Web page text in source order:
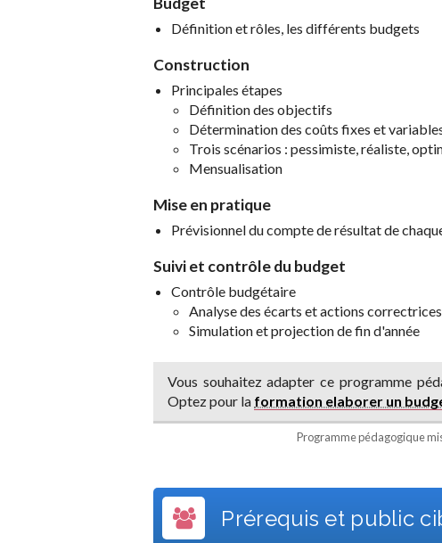
Définition et rôles, les différents budgets
Construction
Principales étapes
Définition des objectifs
Détermination des coûts fixes et
Trois scénarios : pessimiste, réaliste,
Mensualisation
Mise en pratique
Prévisionnel du compte de résultat de
Suivi et contrôle du budget
Contrôle budgétaire
Analyse des écarts et actions correctrices
Simulation et projection de fin d'année
Vous souhaitez adapter ce programme
Optez pour la formation elaborer un
Programme pédagogique
Prérequis et public